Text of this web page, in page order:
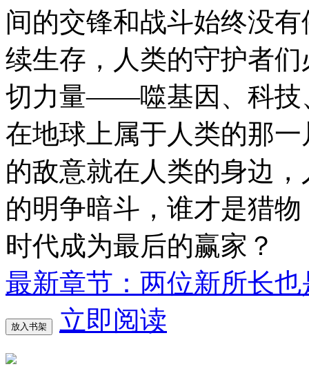
间的交锋和战斗始终没
续生存，人类的守护者
切力量——噬基因、科
在地球上属于人类的那
的敌意就在人类的身边
的明争暗斗，谁才是猎
时代成为最后的赢家？
最新章节：两位新所长
放入书架 立即阅读